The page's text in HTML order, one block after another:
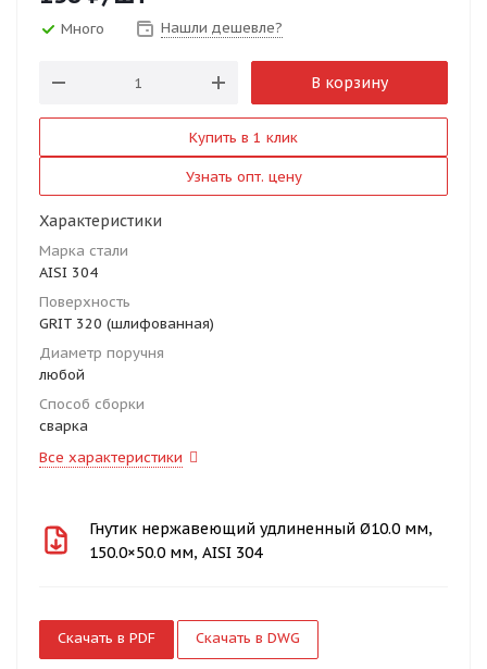
Много Нашли дешевле?
В корзину
Купить в 1 клик
Узнать опт. цену
Характеристики
Марка стали
AISI 304
Поверхность
GRIT 320 (шлифованная)
Диаметр поручня
любой
Способ сборки
сварка
Все характеристики
Гнутик нержавеющий удлиненный Ø10.0 мм,
150.0×50.0 мм, AISI 304
Скачать в PDF Скачать в DWG